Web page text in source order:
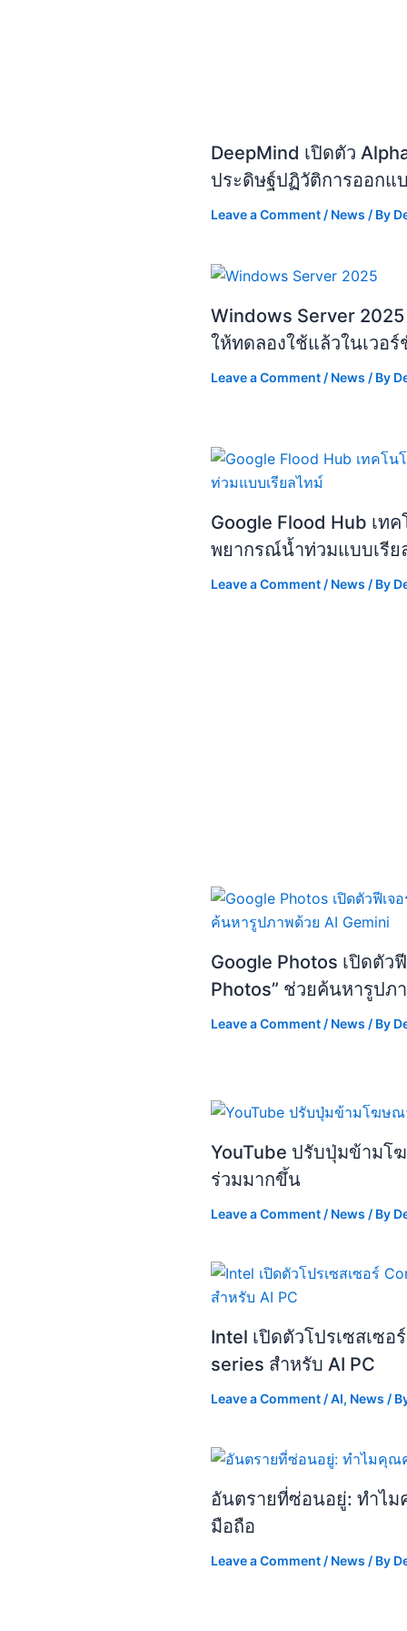
DeepMind เปิดตัว
ประดิษฐ์ปฏิวัติการออกแ
Leave a Comment / News / By
Windows Server
ให้ทดลองใช้แล้วในเวอ
Leave a Comment / News / By
Google Flood Hub เทค
พยากรณ์น้ำท่วมแบบเรีย
Leave a Comment / News / By
Google Photos เปิดตัว
Photos” ช่วยค้นหารูปภ
Leave a Comment / News / By
YouTube ปรับปุ่มข้ามโ
ร่วมมากขึ้น
Leave a Comment / News / By
Intel เปิดตัวโปรเซสเซอ
series สำหรับ AI PC
Leave a Comment /AI, News /
อันตรายที่ซ่อนอยู่: ทำไม
มือถือ
Leave a Comment / News / By